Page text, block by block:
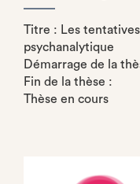
Titre : Les
psychanalytique
Démarrage de la
Fin de la thèse :
Thèse en cours